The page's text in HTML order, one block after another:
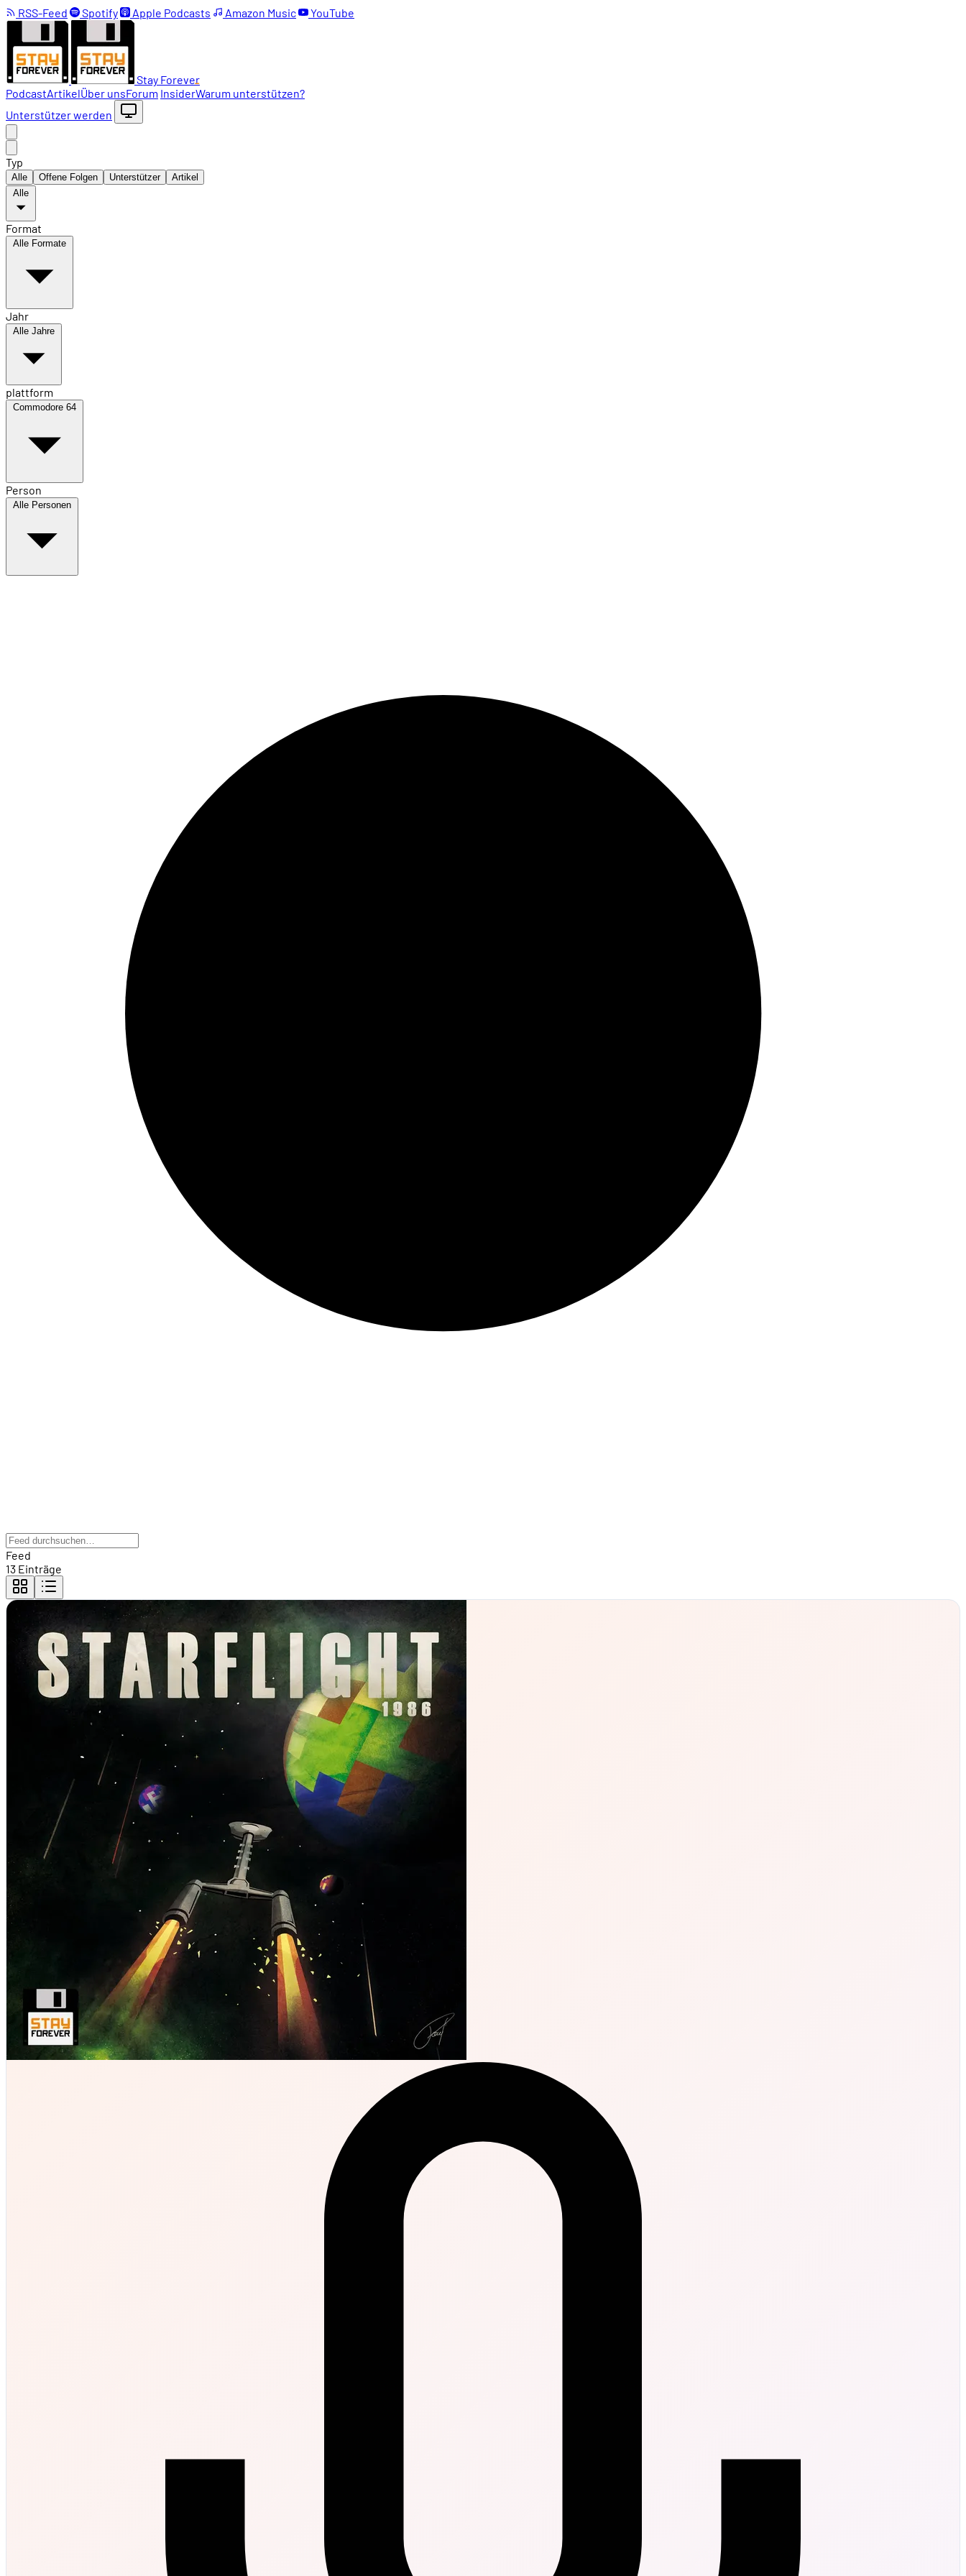
RSS-Feed Spotify Apple Podcasts Amazon Music YouTube
Stay Forever
PodcastArtikelÜber unsForum InsiderWarum unterstützen?
Unterstützer werden
Typ
Alle Offene Folgen Unterstützer
Artikel
Alle
Format
Alle Formate
Jahr
Alle Jahre
plattform
Commodore 64
Person
Alle Personen
Feed
13 Einträge